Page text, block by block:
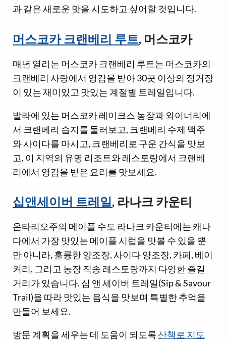
과 같은 새로운 맛을 시도하고 싶어할 것입니다.
머스코카 크랜베리 루트, 머스코카
매년 열리는 머스코카 크랜베리 루트는 머스코카의
크랜베리 사랑에서 영감을 받아 30곳 이상의 정거장
이 있는 재미있고 맛있는 계절별 트레일입니다.
발라에 있는 머스코카 레이크스 농장과 와이너리에
서 크랜베리 습지를 둘러보고, 크랜베리 수제 맥주
와 사이다를 마시고, 크랜베리로 구운 간식을 맛보
고, 이 지역의 유명 리조트와 레스토랑에서 크랜베
리에서 영감을 받은 요리를 맛보세요.
십앤세이버 트레일, 라나크 카운티
온타리오주의 메이플 수도 라나크 카운티에는 캐나
다에서 가장 맛있는 메이플 시럽을 맛볼 수 있을 뿐
만 아니라, 훌륭한 양조장, 사이다 양조장, 카페, 베이
커리, 그리고 농장 직송 레스토랑까지 다양한 즐길
거리가 있습니다. 십 앤 세이버 트레일(Sip & Savour
Trail)을 따라 맛있는 음식을 맛보며 특별한 추억을
만들어 보세요.
방문 계획을 세우는 데 도움이 되도록산책로 지도